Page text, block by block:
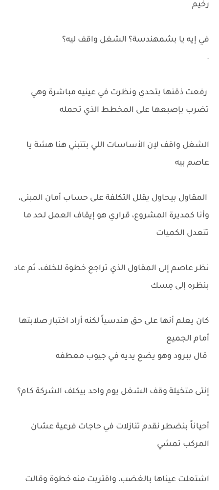
رخيم
في إيه يا بشمهندسة؟ الشغل واقف ليه؟
.
رفعت ذقنها بتحدي ونظرت في عينيه مباشرة وهي
تضرب بإصبعها على المخطط الذي تحمله
الشغل واقف لإن الأساسات اللي بتتبني هنا هشة يا
عاصم بيه
المقاول بيحاول يقلل التكلفة على حساب أمان المبنى،
وأنا كمديرة المشروع، قراري هو إيقاف العمل لحد ما
تتعدل الكميات
نظر عاصم إلى المقاول الذي تراجع خطوة للخلف، ثم عاد
بنظره إلى مِسك
كان يعلم أنها على حق هندسياً لكنه أراد اختبار صلابتها
أمام الجميع
قال ببرود وهو يضع يديه في جيوب معطفه
إنتى متخيلة وقف الشغل يوم واحد بيكلف الشركة كام؟
أحياناً بنضطر نقدم تنازلات في حاجات فرعية عشان
المركب تمشي
اشتعلت عيناها بالغضب، واقتربت منه خطوة وقالت